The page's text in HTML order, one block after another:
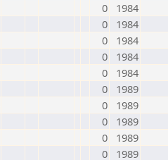
0
1984
0
1984
0
1984
0
1984
0
1984
0
1989
0
1989
0
1989
0
1989
0
1989